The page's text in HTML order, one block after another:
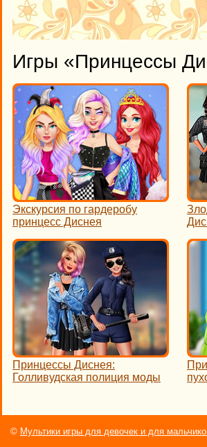
Игры «Принцессы
Экскурсия по гардеробу
принцесс Диснея
Принцессы Диснея:
Голливудская полиция моды
© Мультики игры для девочек и для